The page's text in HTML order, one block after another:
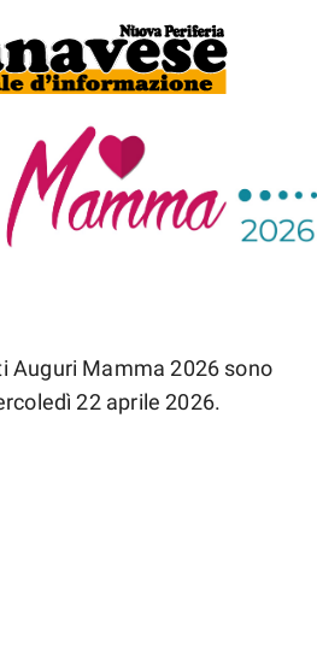
Auguri Mamma 2026 sono
22 aprile 2026.